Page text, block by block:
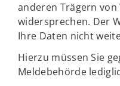
anderen Trägern
widersprechen. Der
Ihre Daten nicht
Hierzu müssen Sie
Meldebehörde